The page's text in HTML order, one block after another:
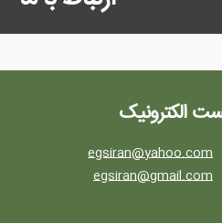
الکترونیک
egsiran@yahoo.com
egsiran@gmail.com